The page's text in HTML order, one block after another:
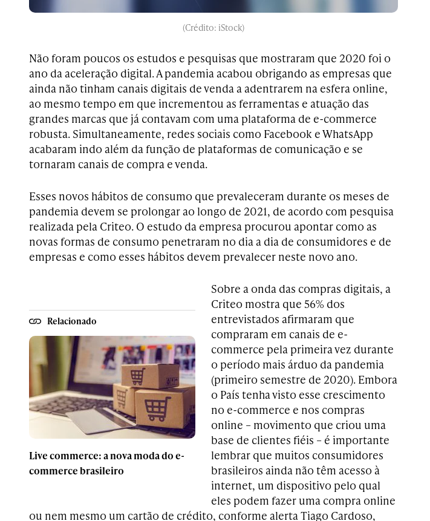
(Crédito: iStock)
Não foram poucos os estudos e pesquisas que mostraram que 2020 foi o
ano da aceleração digital. A pandemia acabou obrigando as empresas que
ainda não tinham canais digitais de venda a adentrarem na esfera online,
ao mesmo tempo em que incrementou as ferramentas e atuação das
grandes marcas que já contavam com uma plataforma de e-commerce
robusta. Simultaneamente, redes sociais como Facebook e WhatsApp
acabaram indo além da função de plataformas de comunicação e se
tornaram canais de compra e venda.
Esses novos hábitos de consumo que prevaleceram durante os meses de
pandemia devem se prolongar ao longo de 2021, de acordo com pesquisa
realizada pela Criteo. O estudo da empresa procurou apontar como as
novas formas de consumo penetraram no dia a dia de consumidores e de
empresas e como esses hábitos devem prevalecer neste novo ano.
Relacionado
Live commerce: a nova moda do e-
commerce brasileiro
Sobre a onda das compras digitais, a
Criteo mostra que 56% dos
entrevistados afirmaram que
compraram em canais de e-
commerce pela primeira vez durante
o período mais árduo da pandemia
(primeiro semestre de 2020). Embora
o País tenha visto esse crescimento
no e-commerce e nos compras
online – movimento que criou uma
base de clientes fiéis – é importante
lembrar que muitos consumidores
brasileiros ainda não têm acesso à
internet, um dispositivo pelo qual
eles podem fazer uma compra online
ou nem mesmo um cartão de crédito, conforme alerta Tiago Cardoso,